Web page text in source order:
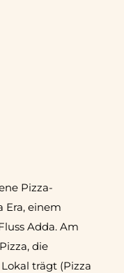
Pizza-
Era, einem
Adda. Am
die
trägt (Pizza